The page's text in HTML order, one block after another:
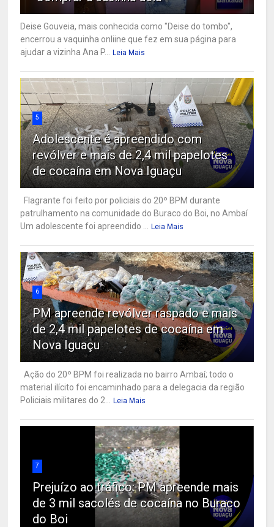
Deise Gouveia, mais conhecida como "Deise do tombo",
encerrou a vaquinha onliine que fez em sua página para
ajudar a vizinha Ana P...
Leia Mais
5
Adolescente é apreendido com
revólver e mais de 2,4 mil papelotes
de cocaína em Nova Iguaçu
Flagrante foi feito por policiais do 20º BPM durante
patrulhamento na comunidade do Buraco do Boi, no Ambaí
Um adolescente foi apreendido ...
Leia Mais
6
PM apreende revólver raspado e mais
de 2,4 mil papelotes de cocaína em
Nova Iguaçu
Ação do 20º BPM foi realizada no bairro Ambaí; todo o
material ilícito foi encaminhado para a delegacia da região
Policiais militares do 2...
Leia Mais
7
Prejuízo ao tráfico: PM apreende mais
de 3 mil sacolés de cocaína no Buraco
do Boi